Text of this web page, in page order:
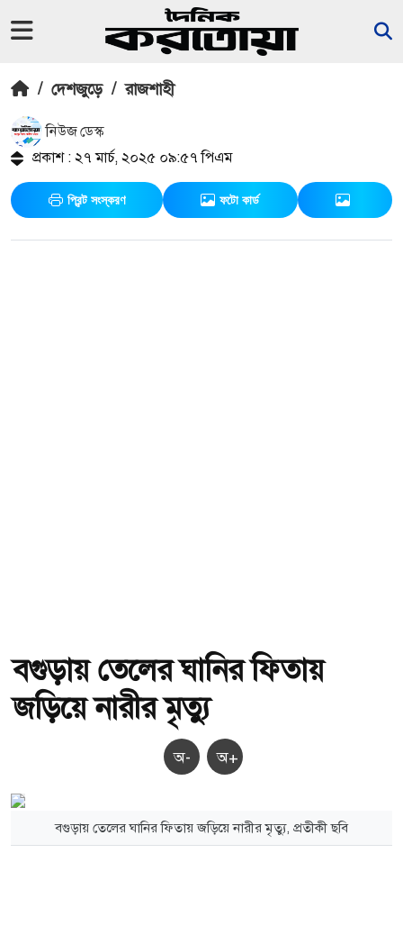
/ দেশজুড়ে / রাজশাহী
নিউজ ডেস্ক
প্রকাশ : ২৭ মার্চ, ২০২৫ ০৯:৫৭ পিএম
প্রিন্ট সংস্করণ ফটো কার্ড
বগুড়ায় তেলের ঘানির ফিতায়
জড়িয়ে নারীর মৃত্যু
অ- অ+
বগুড়ায় তেলের ঘানির ফিতায় জড়িয়ে নারীর মৃত্যু, প্রতীকী ছবি